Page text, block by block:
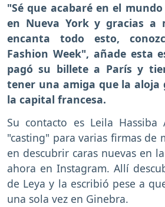
"Sé que acabaré en el
en Nueva York y gracias a
encanta todo esto,
Fashion Week", añade esta
pagó su billete a París y
tener una amiga que la
la capital francesa.
Su contacto es Leila Hassiba
"casting" para varias firmas de
en descubrir caras nuevas en
ahora en Instagram. Allí
de Leya y la escribió pese a
una sola vez en Ginebra.